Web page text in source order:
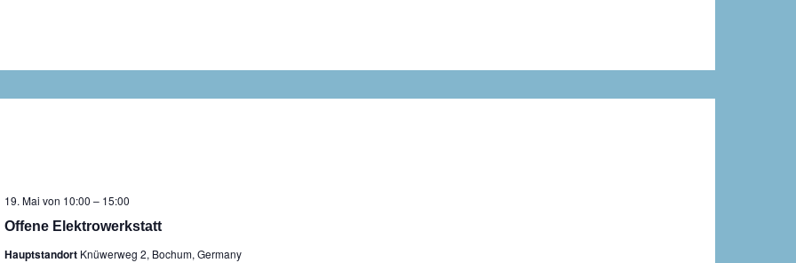
Offene Elektrowerkstatt
19. Mai von 10:00 – 15:00
Hauptstandort Knüwerweg 2, Bochum, Germany